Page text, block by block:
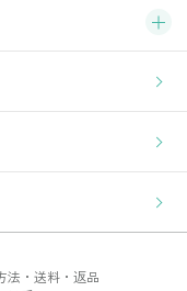
法・送料・返品